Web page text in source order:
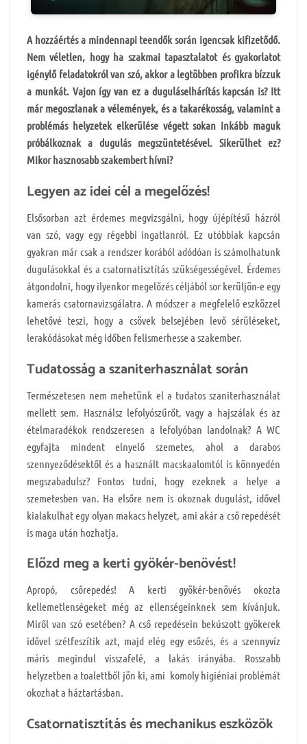
A hozzáértés a mindennapi teendők során igencsak kifizetődő.
Nem véletlen, hogy ha szakmai tapasztalatot és gyakorlatot
igénylő feladatokról van szó, akkor a legtöbben profikra bízzuk
a munkát. Vajon így van ez a duguláselhárítás kapcsán is? Itt
már megoszlanak a vélemények, és a takarékosság, valamint a
problémás helyzetek elkerülése végett sokan inkább maguk
próbálkoznak a dugulás megszüntetésével. Sikerülhet ez?
Mikor hasznosabb szakembert hívni?
Legyen az idei cél a megelőzés!
Elsősorban azt érdemes megvizsgálni, hogy újépítésű házról
van szó, vagy egy régebbi ingatlanról. Ez utóbbiak kapcsán
gyakran már csak a rendszer korából adódóan is számolhatunk
dugulásokkal és a csatornatisztítás szükségességével. Érdemes
átgondolni, hogy ilyenkor megelőzés céljából sor kerüljön-e egy
kamerás csatornavizsgálatra. A módszer a megfelelő eszközzel
lehetővé teszi, hogy a csövek belsejében levő sérüléseket,
lerakódásokat még időben felismerhesse a szakember.
Tudatosság a szaniterhasználat során
Természetesen nem mehetünk el a tudatos szaniterhasználat
mellett sem. Használsz lefolyószűrőt, vagy a hajszálak és az
ételmaradékok rendszeresen a lefolyóban landolnak? A WC
egyfajta mindent elnyelő szemetes, ahol a darabos
szennyeződésektől és a használt macskaalomtól is könnyedén
megszabadulsz? Fontos tudni, hogy ezeknek a helye a
szemetesben van. Ha elsőre nem is okoznak dugulást, idővel
kialakulhat egy olyan makacs helyzet, ami akár a cső repedését
is maga után hozhatja.
Előzd meg a kerti gyökér-benövést!
Apropó, csőrepedés! A kerti gyökér-benövés okozta
kellemetlenségeket még az ellenségeinknek sem kívánjuk.
Miről van szó esetében? A cső repedésein bekúszott gyökerek
idővel szétfeszítik azt, majd elég egy esőzés, és a szennyvíz
máris megindul visszafelé, a lakás irányába. Rosszabb
helyzetben a toalettből jön ki, ami komoly higiéniai problémát
okozhat a háztartásban.
Csatornatisztítás és mechanikus eszközök